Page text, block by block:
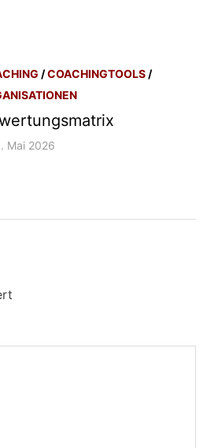
/COACHINGTOOLS /
Mai 2026